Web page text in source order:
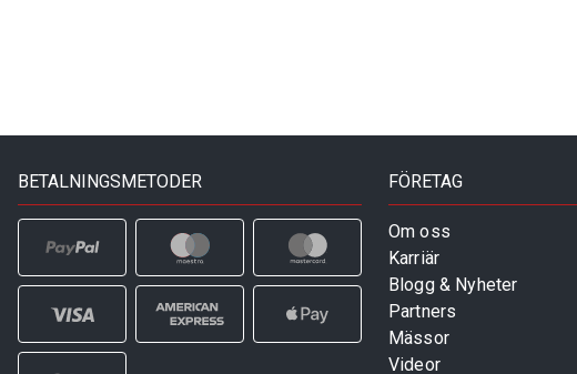
BETALNINGSMETODER FÖRETAG
Om oss
Karriär
Blogg & Nyheter
Partners
Mässor
Videor